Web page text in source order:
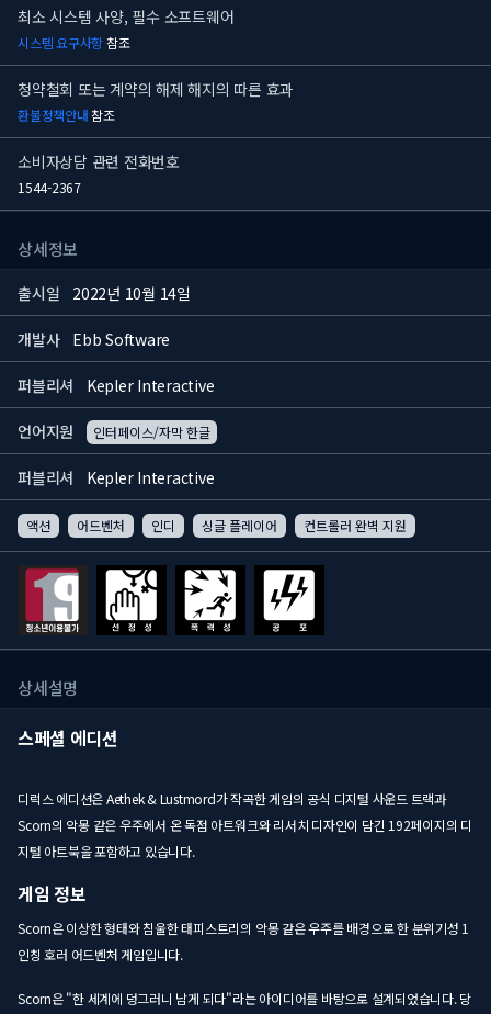
최소 시스템 사양, 필수 소프트웨어
시스템 요구사항참조
청약철회 또는 계약의 해제 해지의 따른 효과
환불정책안내참조
소비자상담 관련 전화번호
1544-2367
상세정보
출시일 2022년 10월 14일
개발사 Ebb Software
퍼블리셔 Kepler Interactive
언어지원 인터페이스/자막 한글
퍼블리셔 Kepler Interactive
액션 어드벤처 인디 싱글 플레이어 컨트롤러 완벽 지원
상세설명
스페셜 에디션
디럭스 에디션은 Aethek & Lustmord가 작곡한 게임의 공식 디지털 사운드 트랙과
Scorn의 악몽 같은 우주에서 온 독점 아트워크와 리서치 디자인이 담긴 192페이지의 디
지털 아트북을 포함하고 있습니다.
게임 정보
Scorn은 이상한 형태와 침울한 태피스트리의 악몽 같은 우주를 배경으로 한 분위기성 1
인칭 호러 어드벤처 게임입니다.
Scorn은 "한 세계에 덩그러니 남게 되다"라는 아이디어를 바탕으로 설계되었습니다. 당